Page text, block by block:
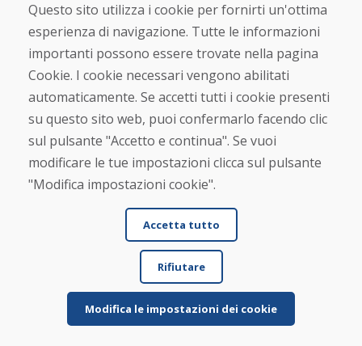
Jürgen Reinhard , 17.12.2025
★★ ★★ ★
Abbiamo ordinato un paio di sci usati e li abbiamo
ricevuti entro quattro giorni lavorativi. Gli ...
Per saperne di più ...
Vedi più recensioni >
Scrivi una recensione
★★★
Questo sito utilizza i cookie per fornirti un'ottima
esperienza di navigazione. Tutte le informazioni
importanti possono essere trovate nella pagina
Cookie. I cookie necessari vengono abilitati
automaticamente. Se accetti tutti i cookie presenti
su questo sito web, puoi confermarlo facendo clic
sul pulsante "Accetto e continua". Se vuoi
modificare le tue impostazioni clicca sul pulsante
"Modifica impostazioni cookie".
Accetta tutto
Rifiutare
Modifica le impostazioni dei cookie